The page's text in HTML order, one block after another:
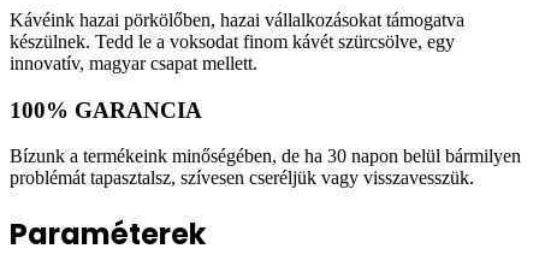
Kávéink hazai pörkölőben, hazai vállalkozásokat támogatva
készülnek. Tedd le a voksodat finom kávét szürcsölve, egy
innovatív, magyar csapat mellett.
100% GARANCIA
Bízunk a termékeink minőségében, de ha 30 napon belül bármilyen
problémát tapasztalsz, szívesen cseréljük vagy visszavesszük.
Paraméterek